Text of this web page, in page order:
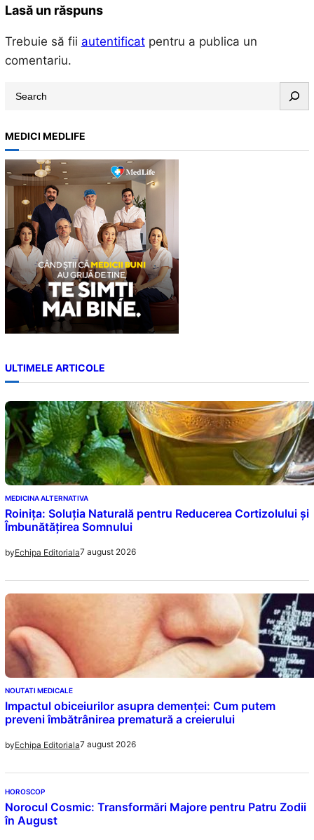
Lasă un răspuns
Trebuie să fii autentificatpentru a publica un
comentariu.
r
c
h
MEDICI MEDLIFE
ULTIMELE ARTICOLE
MEDICINA ALTERNATIVA
Roinița: Soluția Naturală pentru Reducerea Cortizolului și
Îmbunătățirea Somnului
byEchipa Editoriala7 august 2026
NOUTATI MEDICALE
Impactul obiceiurilor asupra demenței: Cum putem
preveni îmbătrânirea prematură a creierului
byEchipa Editoriala7 august 2026
HOROSCOP
Norocul Cosmic: Transformări Majore pentru Patru Zodii
în August